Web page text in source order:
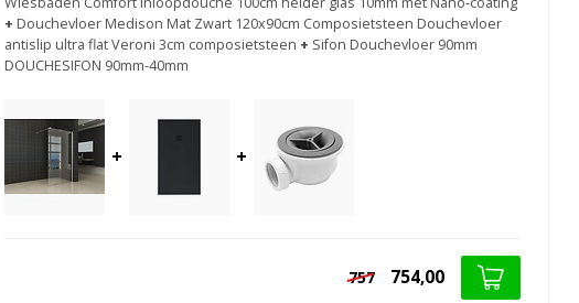
+ Douchevloer Medison Mat Zwart 120x90cm Composietsteen Douchevloer
antislip ultra flat Veroni 3cm composietsteen + Sifon Douchevloer 90mm
DOUCHESIFON 90mm-40mm
+ +
757 754,00